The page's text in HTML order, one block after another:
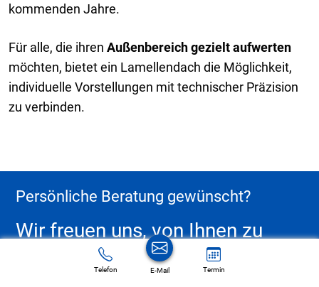
kommenden Jahre.
Für alle, die ihren Außenbereich gezielt aufwerten
möchten, bietet ein Lamellendach die Möglichkeit,
individuelle Vorstellungen mit technischer Präzision
zu verbinden.
Persönliche Beratung gewünscht?
Wir freuen uns, von Ihnen zu
Telefon E-Mail Termin